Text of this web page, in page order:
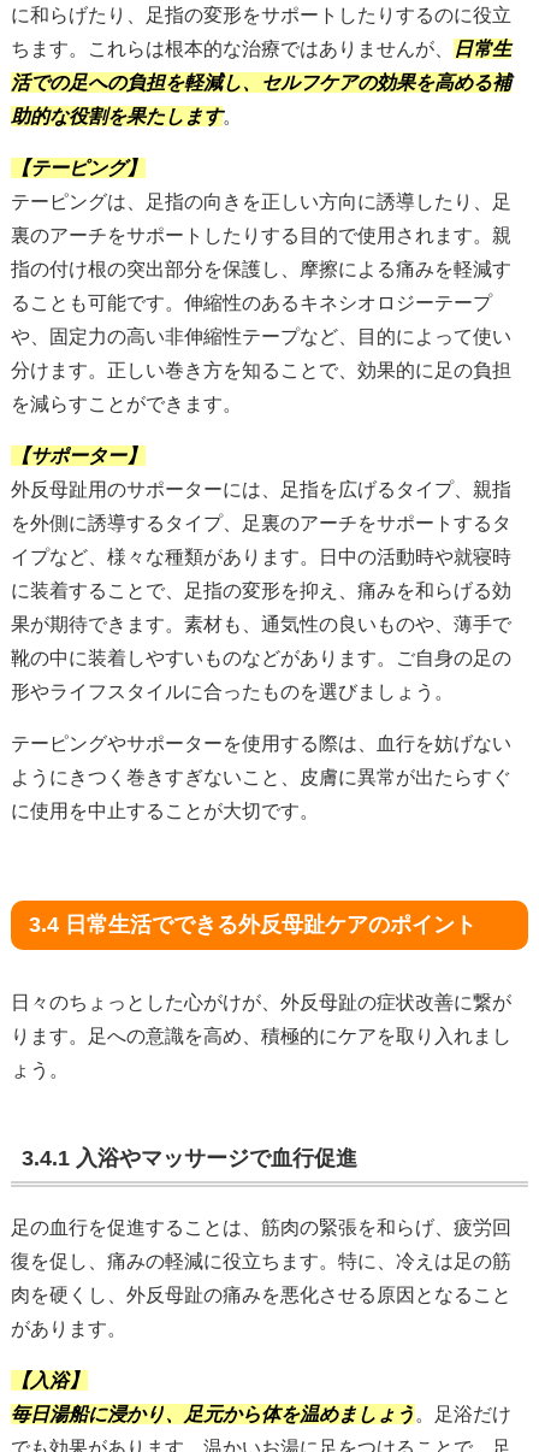
に和らげたり、足指の変形をサポートしたりするのに役立
ちます。これらは根本的な治療ではありませんが、
日常生
活での足への負担を軽減し、セルフケアの効果を高める補
助的な役割を果たします。
【テーピング】
テーピングは、足指の向きを正しい方向に誘導したり、足
裏のアーチをサポートしたりする目的で使用されます。親
指の付け根の突出部分を保護し、摩擦による痛みを軽減す
ることも可能です。伸縮性のあるキネシオロジーテープ
や、固定力の高い非伸縮性テープなど、目的によって使い
分けます。正しい巻き方を知ることで、効果的に足の負担
を減らすことができます。
【サポーター】
外反母趾用のサポーターには、足指を広げるタイプ、親指
を外側に誘導するタイプ、足裏のアーチをサポートするタ
イプなど、様々な種類があります。日中の活動時や就寝時
に装着することで、足指の変形を抑え、痛みを和らげる効
果が期待できます。素材も、通気性の良いものや、薄手で
靴の中に装着しやすいものなどがあります。ご自身の足の
形やライフスタイルに合ったものを選びましょう。
テーピングやサポーターを使用する際は、血行を妨げない
ようにきつく巻きすぎないこと、皮膚に異常が出たらすぐ
に使用を中止することが大切です。
3.4 日常生活でできる外反母趾ケアのポイント
日々のちょっとした心がけが、外反母趾の症状改善に繋が
ります。足への意識を高め、積極的にケアを取り入れまし
ょう。
3.4.1 入浴やマッサージで血行促進
足の血行を促進することは、筋肉の緊張を和らげ、疲労回
復を促し、痛みの軽減に役立ちます。特に、冷えは足の筋
肉を硬くし、外反母趾の痛みを悪化させる原因となること
があります。
【入浴】
毎日湯船に浸かり、足元から体を温めましょう。足浴だけ